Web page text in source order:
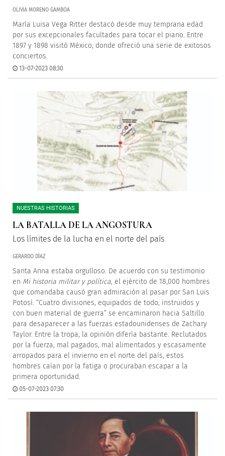
OLIVIA MORENO GAMBOA
María Luisa Vega Ritter destacó desde muy temprana edad
por sus excepcionales facultades para tocar el piano. Entre
1897 y 1898 visitó México, donde ofreció una serie de exitosos
conciertos.
13-07-2023 08:30
NUESTRAS HISTORIAS
LA BATALLA DE LA ANGOSTURA
Los límites de la lucha en el norte del país
GERARDO DÍAZ
Santa Anna estaba orgulloso. De acuerdo con su testimonio
en Mi historia militar y política, el ejército de 18,000 hombres
que comandaba causó gran admiración al pasar por San Luis
Potosí. “Cuatro divisiones, equipados de todo, instruidos y
con buen material de guerra” se encaminaron hacia Saltillo
para desaparecer a las fuerzas estadounidenses de Zachary
Taylor. Entre la tropa, la opinión difería bastante. Reclutados
por la fuerza, mal pagados, mal alimentados y escasamente
arropados para el invierno en el norte del país, estos
hombres caían por la fatiga o procuraban escapar a la
primera oportunidad.
05-07-2023 07:30